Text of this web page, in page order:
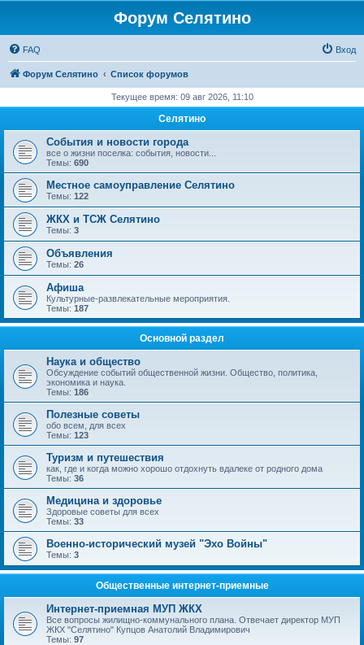
Форум Селятино
FAQ Вход
Форум Селятино Список форумов
Текущее время: 09 авг 2026, 11:10
Селятино
События и новости города
все о жизни поселка: события, новости...
Темы: 690
Местное самоуправление Селятино
Темы: 122
ЖКХ и ТСЖ Селятино
Темы: 3
Объявления
Темы: 26
Афиша
Культурные-развлекательные мероприятия.
Темы: 187
Основной раздел
Наука и общество
Обсуждение событий общественной жизни. Общество, политика,
экономика и наука.
Темы: 186
Полезные советы
обо всем, для всех
Темы: 123
Туризм и путешествия
как, где и когда можно хорошо отдохнуть вдалеке от родного дома
Темы: 36
Медицина и здоровье
Здоровые советы для всех
Темы: 33
Военно-исторический музей "Эхо Войны"
Темы: 3
Общественные интернет-приемные
Интернет-приемная МУП ЖКХ
Все вопросы жилищно-коммунального плана. Отвечает директор МУП
ЖКХ "Селятино" Купцов Анатолий Владимирович
Темы: 97